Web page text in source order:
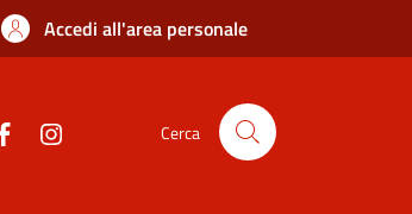
Accedi all'area personale
Cerca